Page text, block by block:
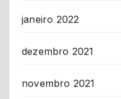
janeiro 2022
dezembro 2021
novembro 2021